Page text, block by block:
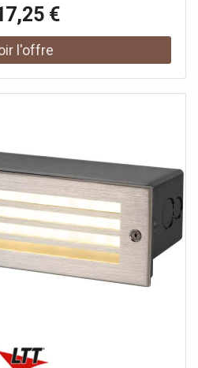
dans les environnements
de 40 ans, la marque SLV est
polyvalentes de qualité
IP: IP 65, Montage: En saillie,
Forme: rectangulaire,
13.2 cm, Profondeur: 3.7 cm,
Distribution de l'intensité
Homogénéité chromatique: 3
h, Tension nominale primaire:
/ tension secondaire:
-20 - 40 °C, Poids net: 0.46
lumineuse: 34.88 lm/W,
€